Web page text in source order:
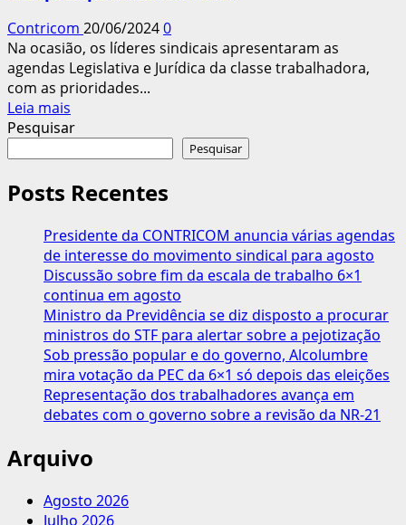
Contricom 20/06/20240
Na ocasião, os líderes sindicais apresentaram as
agendas Legislativa e Jurídica da classe trabalhadora,
com as prioridades...
Leia mais
mais
Sindicais
buscam
apoio
de
Pacheco
e
Lira
para
pauta
trabalhista
Pesquisar
Pesquisar
Posts Recentes
Presidente da CONTRICOM anuncia várias agendas
de interesse do movimento sindical para agosto
Discussão sobre fim da escala de trabalho 6×1
continua em agosto
Ministro da Previdência se diz disposto a procurar
ministros do STF para alertar sobre a pejotização
Sob pressão popular e do governo, Alcolumbre
mira votação da PEC da 6×1 só depois das eleições
Representação dos trabalhadores avança em
debates com o governo sobre a revisão da NR-21
Arquivo
Agosto 2026
Julho 2026